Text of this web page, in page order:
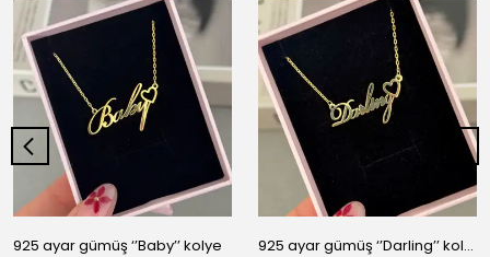
925 ayar gümüş ‘’Baby’’ kolye 925 ayar gümüş ‘’Darling’’ kolye